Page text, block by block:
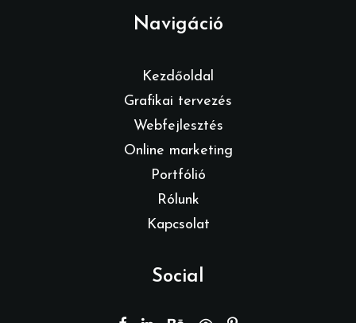
Navigáció
Kezdőoldal
Grafikai tervezés
Webfejlesztés
Online marketing
Portfólió
Rólunk
Kapcsolat
Social